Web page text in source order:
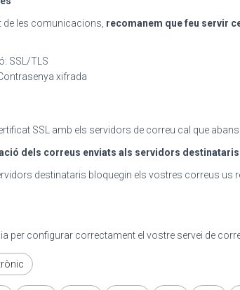
de les comunicacions, recomanem que feu servir
SSL/TLS
xifrada
SSL amb els servidors de correu cal que
dels correus enviats als servidors
destinataris bloquegin els vostres correus us
per configurar correctament el vostre servei de